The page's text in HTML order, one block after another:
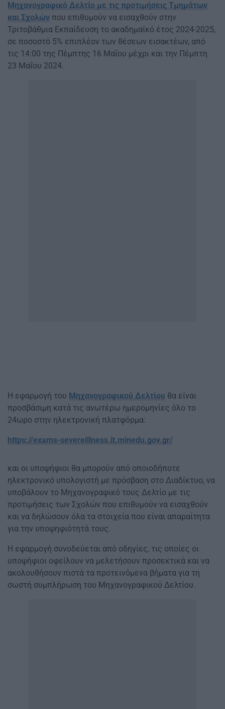
Μηχανογραφικό Δελτίο με τις προτιμήσεις Τμημάτων
και Σχολών που επιθυμούν να εισαχθούν στην
Τριτοβάθμια Εκπαίδευση το ακαδημαϊκό έτος 2024-2025,
σε ποσοστό 5% επιπλέον των θέσεων εισακτέων, από
τις 14:00 της Πέμπτης 16 Μαΐου μέχρι και την Πέμπτη
23 Μαΐου 2024.
Η εφαρμογή του Μηχανογραφικού Δελτίου θα είναι
προσβάσιμη κατά τις ανωτέρω ημερομηνίες όλο το
24ωρο στην ηλεκτρονική πλατφόρμα:
https://exams-severeillness.it.minedu.gov.gr/
και οι υποψήφιοι θα μπορούν από οποιοδήποτε
ηλεκτρονικό υπολογιστή με πρόσβαση στο Διαδίκτυο, να
υποβάλουν το Μηχανογραφικό τους Δελτίο με τις
προτιμήσεις των Σχολών που επιθυμούν να εισαχθούν
και να δηλώσουν όλα τα στοιχεία που είναι απαραίτητα
για την υποψηφιότητά τους.
Η εφαρμογή συνοδεύεται από οδηγίες, τις οποίες οι
υποψήφιοι οφείλουν να μελετήσουν προσεκτικά και να
ακολουθήσουν πιστά τα προτεινόμενα βήματα για τη
σωστή συμπλήρωση του Μηχανογραφικού Δελτίου.